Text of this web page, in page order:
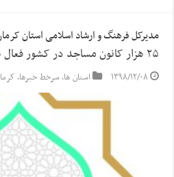
مدیرکل فرهنگ و ارشاد اسلامی استان
۲۵ هزار کانون مساجد در کشور فعال هستند
۱۳۹۸/۱۲/۰۸ استان ها,سرخط خبرها,